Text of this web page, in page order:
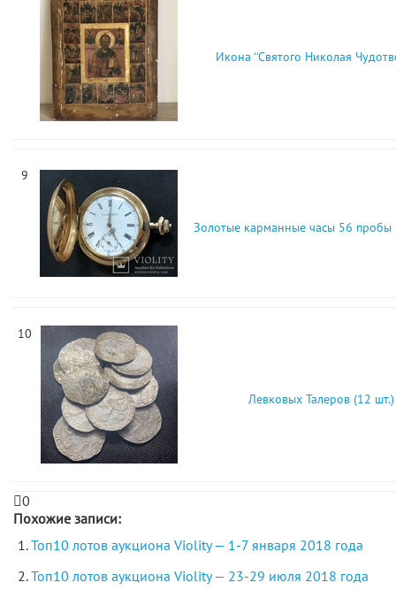
Икона ‘‘Святого Николая
9
Золотые карманные часы 56 пробы
10
Левковых Талеров (12 шт.)
0
Похожие записи:
Топ10 лотов аукциона Violity — 1-7 января 2018 года
Топ10 лотов аукциона Violity — 23-29 июля 2018 года